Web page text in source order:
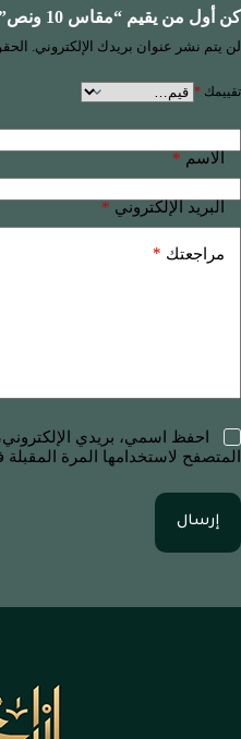
كن أول من يقيم “مقاس 10 ونص”
لن يتم نشر عنوان بريدك الإلكتروني.
تقييمك *
الاسم*
البريد الإلكتروني*
مراجعتك *
احفظ اسمي، بريدي
المتصفح لاستخدامها المرة
إرسال